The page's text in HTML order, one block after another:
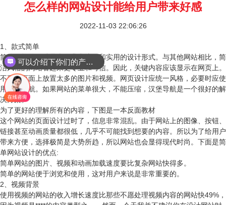
怎么样的网站设计能给用户带来好感
2022-11-03 22:06:26
1、款式简单
简约风格的网站是当今非常流行和实用的设计形式。与其他网站相比，简
洁风格的网站看起来更专业和可信。因此，关键内容应该显示在网页上。
不要在页面上放置太多的图片和视频。网页设计应统一风格，必要时应使
用汉堡导航。如果网站的菜单很大，不能压缩，汉堡导航是一个很好的解
决方案。
为了更好的理解所有的内容，下图是一本反面教材
这个网站的页面设计过时了，信息非常混乱。由于网站上的图像、按钮、
链接甚至动画质量都很低，几乎不可能找到想要的内容。所以为了给用户
带来方便，选择极简是大势所趋，所以网站也会显得现代时尚。下面是简
单网站设计的优点:
简单网站的图片、视频和动画加载速度要比复杂网站快得多。
简单的网站便于浏览和使用，这对用户来说是非常重要的。
2、视频背景
使用视频的网站的收入增长速度比那些不愿处理视频内容的网站快49%，